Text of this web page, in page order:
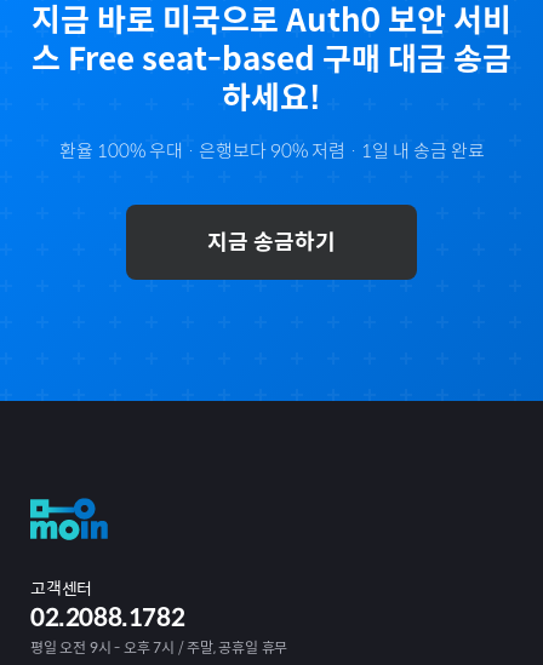
지금 바로 미국으로 Auth0 보안 서비
스 Free seat-based 구매 대금 송금
하세요!
환율 100% 우대 · 은행보다 90% 저렴 · 1일 내 송금 완료
지금 송금하기
고객센터
02.2088.1782
평일 오전 9시 - 오후 7시 / 주말, 공휴일 휴무